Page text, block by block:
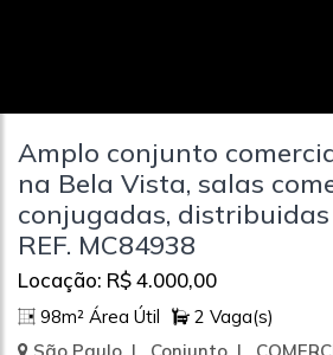
Amplo conjunto
na Bela Vista, salas
conjugadas,
REF. MC84938
Locação: R$ 4.000,00
98m² Área Útil
2 Vaga(s)